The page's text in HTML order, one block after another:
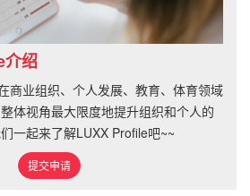
绍
商业组织、个人发展、教育、体育领域
体视角最大限度地提升组织和个人的
一起来了解LUXX Profile吧~~
提交申请